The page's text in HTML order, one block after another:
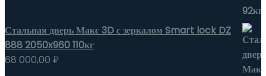
Стальная дверь Макс 3D с зеркалом Smart lock DZ
888 2050x960 110кг
68 000,00 ₽